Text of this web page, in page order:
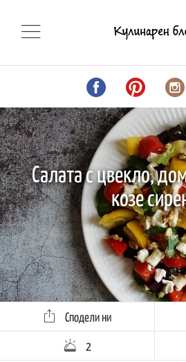
Салата с цвекло,
козе
Сподели ни
2